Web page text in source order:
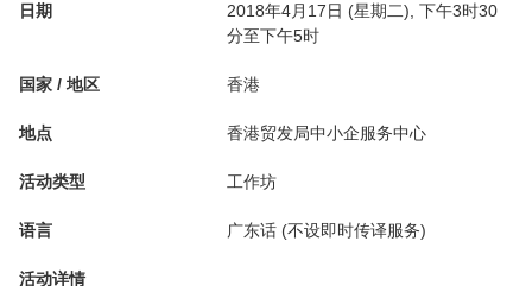
日期
2018年4月17日 (星期二), 下午3时30
分至下午5时
国家 / 地区 香港
地点 香港贸发局中小企服务中心
活动类型 工作坊
语言 广东话 (不设即时传译服务)
活动详情